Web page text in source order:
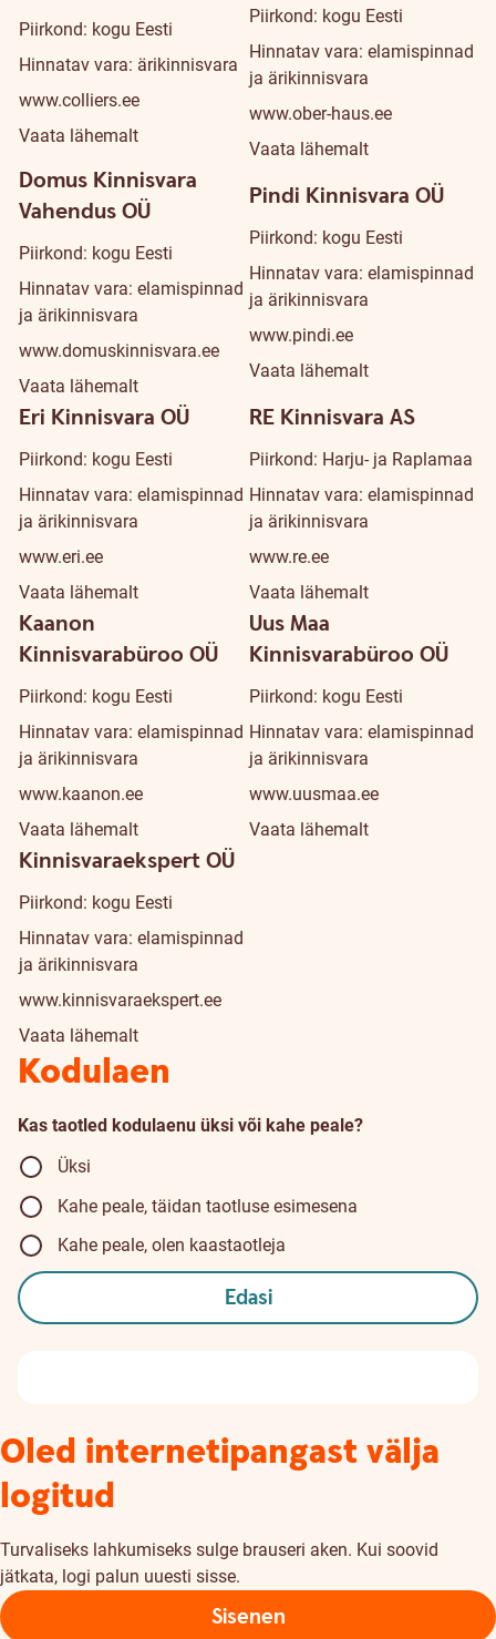
Piirkond: kogu Eesti
Hinnatav vara: ärikinnisvara
www.colliers.ee
Vaata lähemalt
Piirkond: kogu Eesti
Hinnatav vara: elamispinnad
ja ärikinnisvara
www.ober-haus.ee
Vaata lähemalt
Domus Kinnisvara
Vahendus OÜ
Piirkond: kogu Eesti
Hinnatav vara: elamispinnad
ja ärikinnisvara
www.domuskinnisvara.ee
Vaata lähemalt
Pindi Kinnisvara OÜ
Piirkond: kogu Eesti
Hinnatav vara: elamispinnad
ja ärikinnisvara
www.pindi.ee
Vaata lähemalt
Eri Kinnisvara OÜ
Piirkond: kogu Eesti
Hinnatav vara: elamispinnad
ja ärikinnisvara
www.eri.ee
Vaata lähemalt
RE Kinnisvara AS
Piirkond: Harju- ja Raplamaa
Hinnatav vara: elamispinnad
ja ärikinnisvara
www.re.ee
Vaata lähemalt
Kaanon
Kinnisvarabüroo OÜ
Piirkond: kogu Eesti
Hinnatav vara: elamispinnad
ja ärikinnisvara
www.kaanon.ee
Vaata lähemalt
Uus Maa
Kinnisvarabüroo OÜ
Piirkond: kogu Eesti
Hinnatav vara: elamispinnad
ja ärikinnisvara
www.uusmaa.ee
Vaata lähemalt
Kinnisvaraekspert OÜ
Piirkond: kogu Eesti
Hinnatav vara: elamispinnad
ja ärikinnisvara
www.kinnisvaraekspert.ee
Vaata lähemalt
Kodulaen
Kas taotled kodulaenu üksi või kahe peale?
Üksi
Kahe peale, täidan taotluse esimesena
Kahe peale, olen kaastaotleja
Edasi
Oled internetipangast välja
logitud
Turvaliseks lahkumiseks sulge brauseri aken. Kui soovid
jätkata, logi palun uuesti sisse.
Sisenen